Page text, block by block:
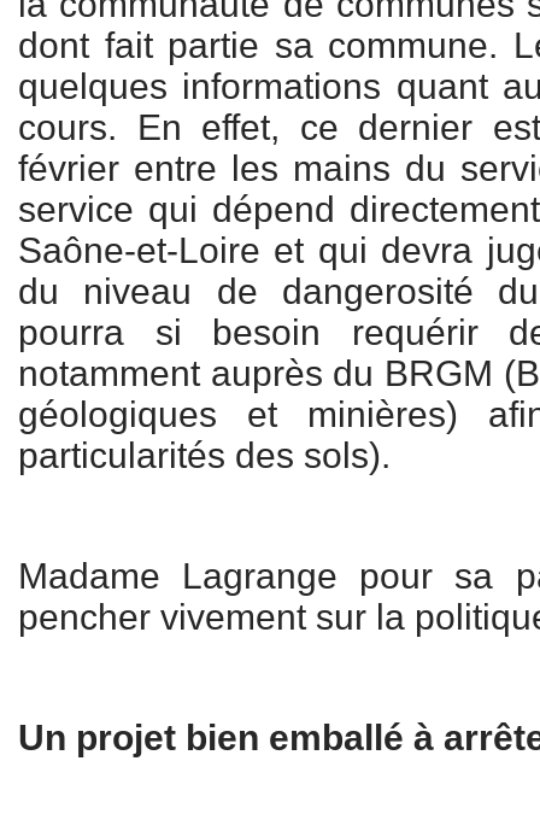
dont fait partie sa commune.
quelques informations quant
cours. En effet, ce dernier
février entre les mains du
service qui dépend
Saône-et-Loire et qui devra
du niveau de dangerosité
pourra si besoin requérir
notamment auprès du BRGM
géologiques et minières)
particularités des sols).
Madame Lagrange pour sa
pencher vivement sur la
Un projet bien emballé à